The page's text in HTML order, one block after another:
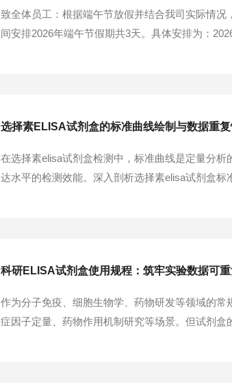
致全体员工：根据端午节放假并结合我司实际情
间安排2026年端午节假期共3天。具体安排为：
选择素ELISA试剂盒的标准曲线绘制与数据重
在选择素elisa试剂盒检测中，标准曲线是定量分
达水平的检测效能。深入剖析选择素elisa试剂盒
科研ELISA试剂盒使用规程：筑牢实验数据可
作为分子免疫、细胞生物学、药物研发等领域的
症因子定量、药物作用机制研究等场景。但试剂